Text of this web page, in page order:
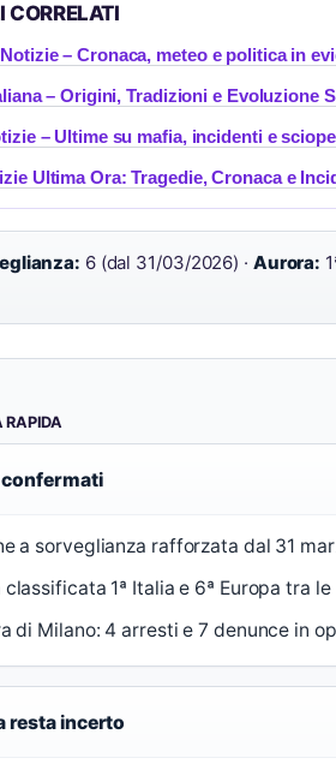
CORRELATI
– Cronaca, meteo e politica in
– Origini, Tradizioni e Evoluzione
– Ultime su mafia, incidenti e
Ultima Ora: Tragedie, Cronaca e
6 (dal 31/03/2026) · Aurora:
RAPIDA
confermati
a sorveglianza rafforzata dal 31
classificata 1ª Italia e 6ª Europa tra
di Milano: 4 arresti e 7 denunce in
resta incerto